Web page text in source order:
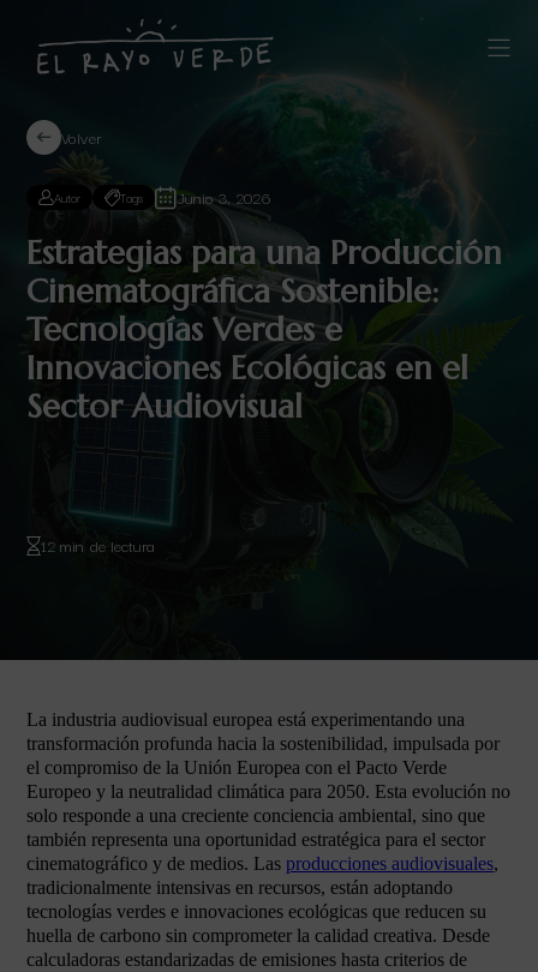
Volver
Autor Tags Junio 3, 2026
Estrategias para una Producción
Cinematográfica Sostenible:
Tecnologías Verdes e
Innovaciones Ecológicas en el
Sector Audiovisual
12 min de lectura
La industria audiovisual europea está experimentando una
transformación profunda hacia la sostenibilidad, impulsada por
el compromiso de la Unión Europea con el Pacto Verde
Europeo y la neutralidad climática para 2050. Esta evolución no
solo responde a una creciente conciencia ambiental, sino que
también representa una oportunidad estratégica para el sector
cinematográfico y de medios. Las producciones audiovisuales,
tradicionalmente intensivas en recursos, están adoptando
tecnologías verdes e innovaciones ecológicas que reducen su
huella de carbono sin comprometer la calidad creativa. Desde
calculadoras estandarizadas de emisiones hasta criterios de